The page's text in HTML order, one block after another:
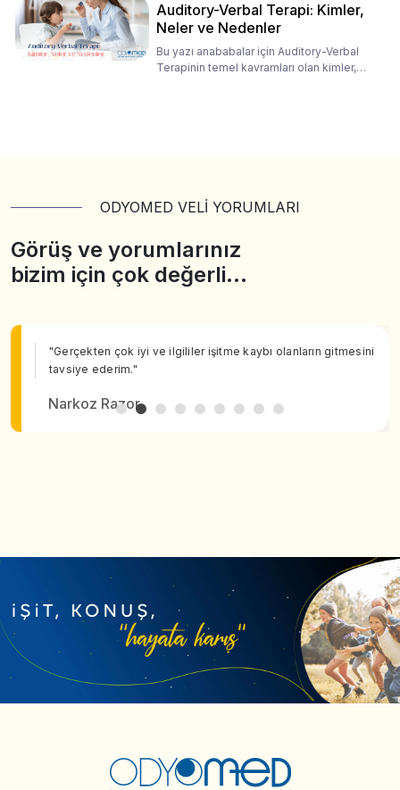
Auditory-Verbal Terapi: Kimler,
Neler ve Nedenler
Bu yazı anababalar için Auditory-Verbal
Terapinin temel kavramları olan kimler,
ODYOMED VELİ YORUMLARI
Görüş ve yorumlarınız
bizim için çok değerli…
"Gerçekten çok iyi ve ilgililer işitme kaybı olanların gitmesini
tavsiye ederim."
Narkoz Razor